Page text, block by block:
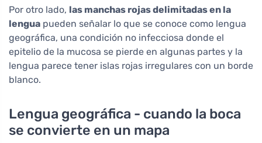
Por otro lado, las manchas rojas delimitadas en la
lengua pueden señalar lo que se conoce como lengua
geográfica, una condición no infecciosa donde el
epitelio de la mucosa se pierde en algunas partes y la
lengua parece tener islas rojas irregulares con un borde
blanco.
Lengua geográfica - cuando la boca
se convierte en un mapa